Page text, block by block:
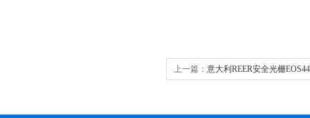
上一篇： 意大利REER安全光栅